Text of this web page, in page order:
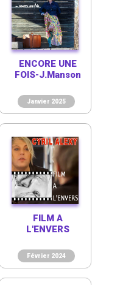
Janvier 2025
ENCORE UNE
FOIS-J.Manson
Février 2024
FILM A
L'ENVERS